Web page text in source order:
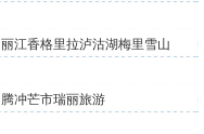
丽江香格里拉泸沽湖梅里雪山
腾冲芒市瑞丽旅游